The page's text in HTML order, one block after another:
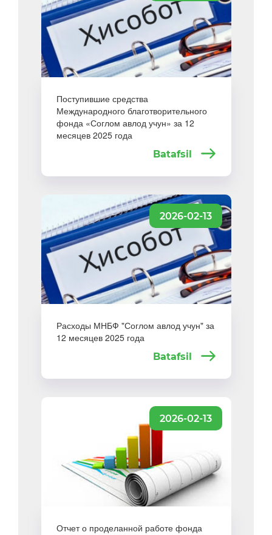
Поступившие средства
Международного благотворительного
фонда «Соглом авлод учун» за 12
месяцев 2025 года
Batafsil
2026-02-13
Расходы МНБФ "Соглом авлод учун" за
12 месяцев 2025 года
Batafsil
2026-02-13
Отчет о проделанной работе фонда